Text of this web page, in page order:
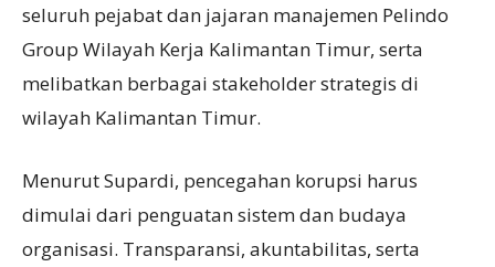
seluruh pejabat dan jajaran manajemen Pelindo
Group Wilayah Kerja Kalimantan Timur, serta
melibatkan berbagai stakeholder strategis di
wilayah Kalimantan Timur.
Menurut Supardi, pencegahan korupsi harus
dimulai dari penguatan sistem dan budaya
organisasi. Transparansi, akuntabilitas, serta